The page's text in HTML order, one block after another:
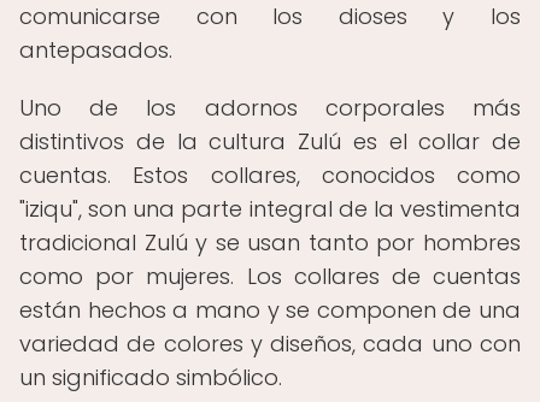
comunicarse con los dioses y los
antepasados.
Uno de los adornos corporales más
distintivos de la cultura Zulú es el collar de
cuentas. Estos collares, conocidos como
"iziqu", son una parte integral de la vestimenta
tradicional Zulú y se usan tanto por hombres
como por mujeres. Los collares de cuentas
están hechos a mano y se componen de una
variedad de colores y diseños, cada uno con
un significado simbólico.